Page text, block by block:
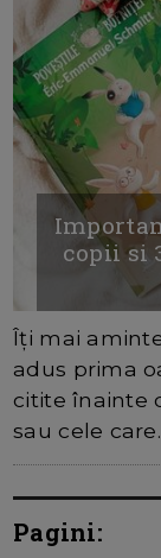
copii si
Îți mai
adus prima
citite înainte
sau cele
Pagini: